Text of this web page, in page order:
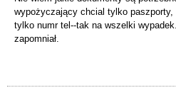
wypożyczający chcial tylko paszporty,
tylko numr tel--tak na wszelki
zapomniał.